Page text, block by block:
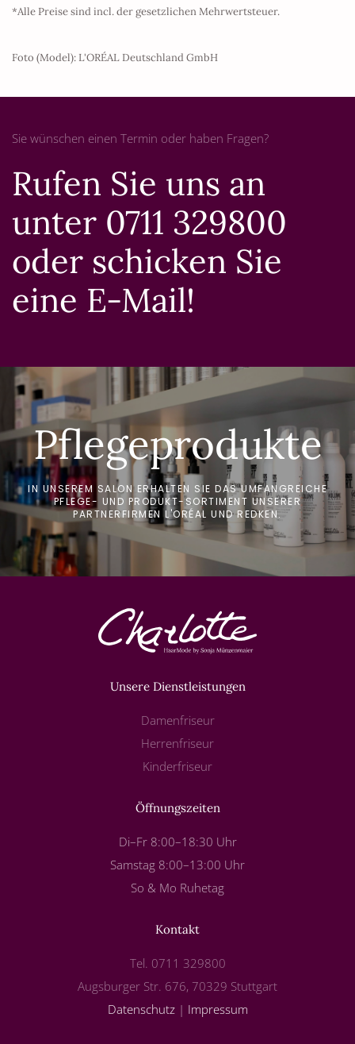
*Alle Preise sind incl. der gesetzlichen Mehrwertsteuer.
Foto (Model): L'ORÉAL Deutschland GmbH
Sie wünschen einen Termin oder haben Fragen?
Rufen Sie uns an
unter 0711 329800
oder schicken Sie
eine E-Mail!
Pflegeprodukte
IN UNSEREM SALON ERHALTEN SIE DAS UMFANGREICHE
PFLEGE- UND PRODUKT-SORTIMENT UNSERER
PARTNERFIRMEN L'ORÉAL UND REDKEN.
Unsere Dienstleistungen
Damenfriseur
Herrenfriseur
Kinderfriseur
Öffnungszeiten
Di–Fr 8:00–18:30 Uhr
Samstag 8:00–13:00 Uhr
So & Mo Ruhetag
Kontakt
Tel. 0711 329800
Augsburger Str. 676, 70329 Stuttgart
Datenschutz| Impressum